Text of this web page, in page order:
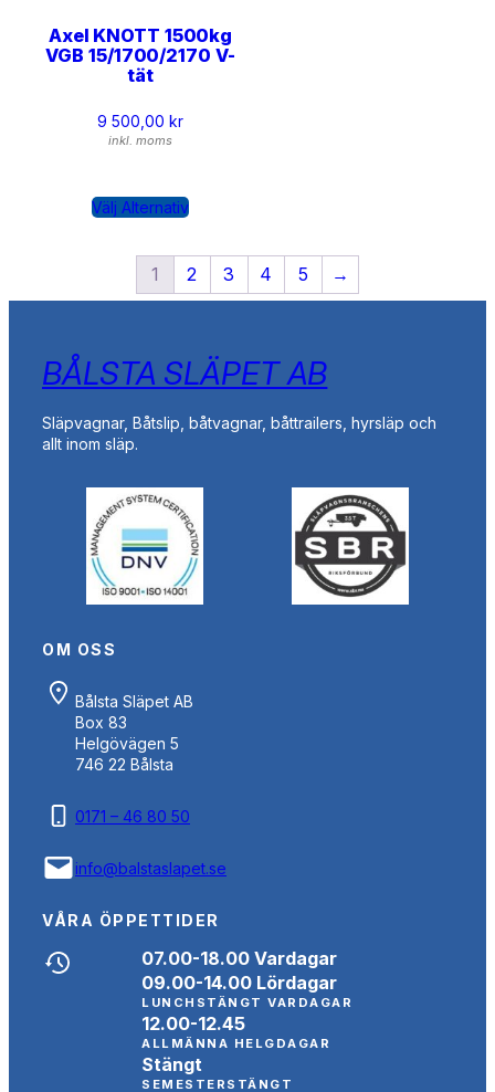
Axel KNOTT 1500kg
VGB 15/1700/2170 V-
tät
9 500,00 kr
inkl. moms
Välj Alternativ
1 2 3 4 5 →
BÅLSTA SLÄPET AB
Släpvagnar, Båtslip, båtvagnar, båttrailers, hyrsläp och
allt inom släp.
OM OSS
Bålsta Släpet AB
Box 83
Helgövägen 5
746 22 Bålsta
0171 – 46 80 50
info@balstaslapet.se
VÅRA ÖPPETTIDER
07.00-18.00 Vardagar
09.00-14.00 Lördagar
LUNCHSTÄNGT VARDAGAR
12.00-12.45
ALLMÄNNA HELGDAGAR
Stängt
SEMESTERSTÄNGT